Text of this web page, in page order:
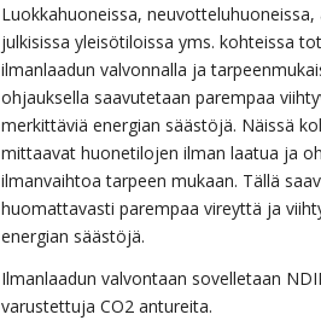
Luokkahuoneissa,
julkisissa yleisötiloissa yms. kohteissa
ilmanlaadun valvonnalla ja
ohjauksella saavutetaan parempaa
merkittäviä energian säästöjä. Näissä
mittaavat huonetilojen ilman laatua ja
ilmanvaihtoa tarpeen mukaan. Tällä
huomattavasti parempaa vireyttä ja
energian säästöjä.
Ilmanlaadun valvontaan sovelletaan
varustettuja CO2 antureita.